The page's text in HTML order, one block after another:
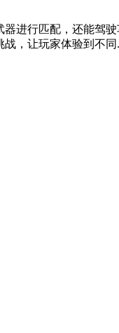
进行匹配，还能驾
，让玩家体验到不同